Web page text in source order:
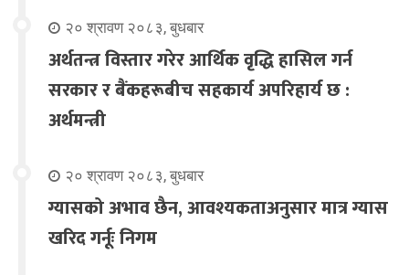
२० श्रावण २०८३, बुधबार
अर्थतन्त्र विस्तार गरेर आर्थिक वृद्धि हासिल गर्न
सरकार र बैंकहरूबीच सहकार्य अपरिहार्य छ :
अर्थमन्त्री
२० श्रावण २०८३, बुधबार
ग्यासको अभाव छैन, आवश्यकताअनुसार मात्र ग्यास
खरिद गर्नूः निगम